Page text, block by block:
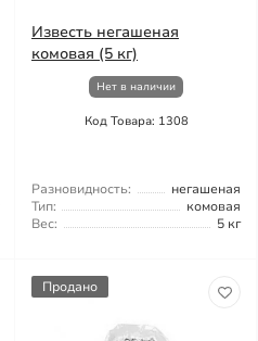
Известь негашеная
комовая (5 кг)
Нет в наличии
Код Товара: 1308
Разновидность:
негашеная
Тип:
комовая
Вес:
5 кг
Продано